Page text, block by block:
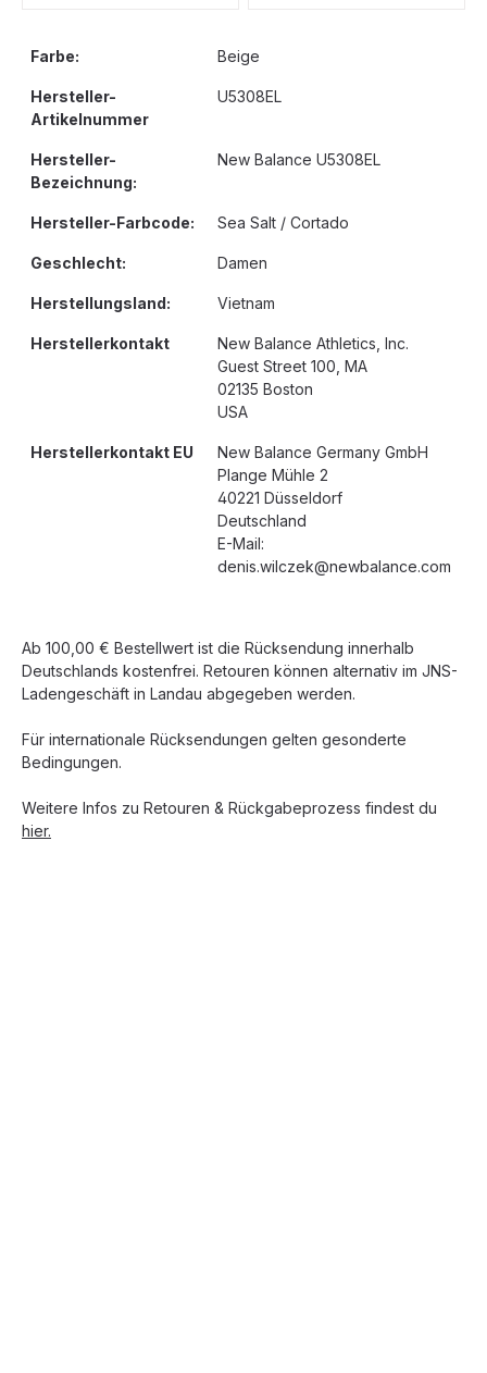
Farbe: Beige
Hersteller-
Artikelnummer
U5308EL
Hersteller-
Bezeichnung:
New Balance U5308EL
Hersteller-Farbcode: Sea Salt / Cortado
Geschlecht: Damen
Herstellungsland: Vietnam
Herstellerkontakt
New Balance Athletics, Inc.
Guest Street 100, MA
02135 Boston
USA
Herstellerkontakt EU
New Balance Germany GmbH
Plange Mühle 2
40221 Düsseldorf
Deutschland
E-Mail:
denis.wilczek@newbalance.com
Ab 100,00 € Bestellwert ist die Rücksendung innerhalb
Deutschlands kostenfrei. Retouren können alternativ im JNS-
Ladengeschäft in Landau abgegeben werden.
Für internationale Rücksendungen gelten gesonderte
Bedingungen.
Weitere Infos zu Retouren & Rückgabeprozess findest du
hier.